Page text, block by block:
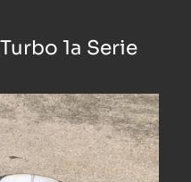
1a Serie